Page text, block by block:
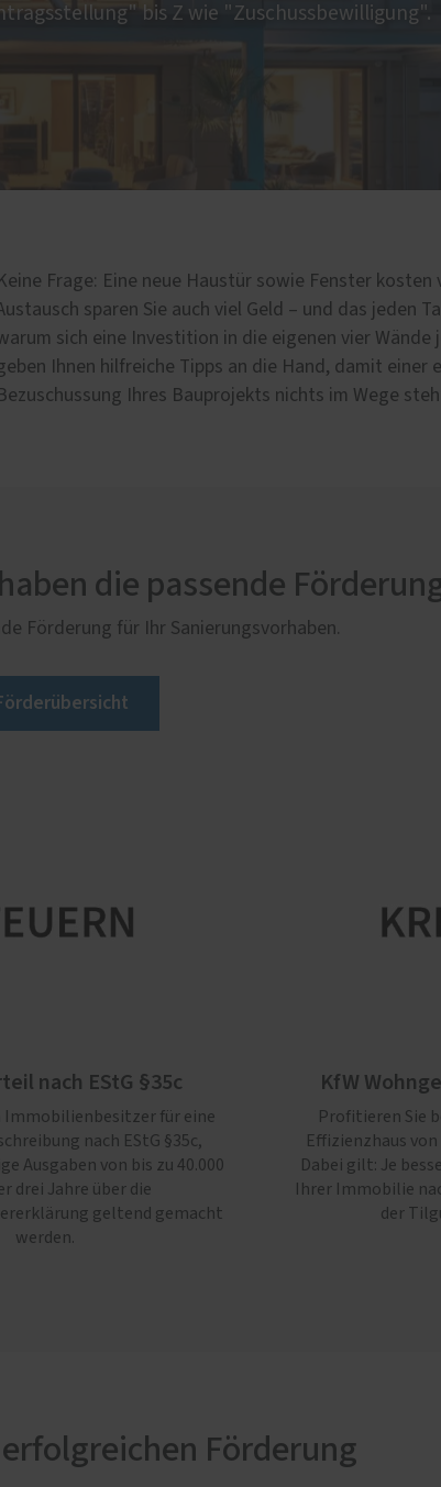
Schallschutz-Simulator
bis Z wie "Zuschussbewilligung".
Keine Frage: Eine neue Haustür sowie Fenster kosten
sparen Sie auch viel Geld – und das jeden
sich eine Investition in die eigenen vier
Ihnen hilfreiche Tipps an die Hand, damit einer
Bezuschussung Ihres Bauprojekts nichts im Wege
die passende
Förderung für Ihr Sanierungsvorhaben.
nach EStG §35c
Immobilienbesitzer für eine
nach EStG §35c,
Ausgaben von bis zu 40.000
drei Jahre über die
geltend gemacht
werden.
KfW
Profitieren Sie
Effizienzhaus
Dabei gilt: Je
Ihrer Immo­bilie
der
Förderung